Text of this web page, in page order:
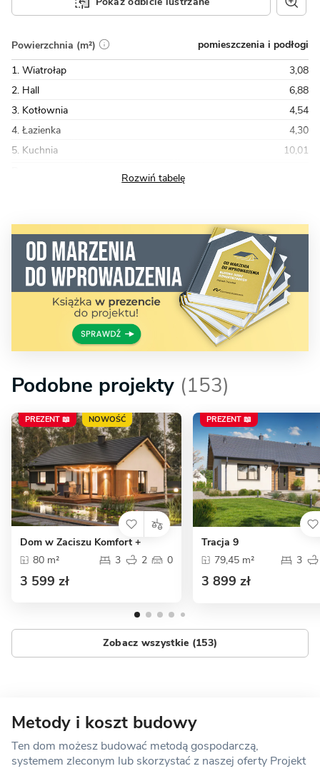
Powierzchnia (m²)
pomieszczenia i podłogi
1. Wiatrołap
3,08
2. Hall
6,88
3. Kotłownia
4,54
4. Łazienka
4,30
5. Kuchnia
10,01
Podobne projekty (153)
PREZENT 📖 NOWOŚĆ
Dom w Zaciszu Komfort +
80 m²
3 2 0
3 599 zł
PREZENT 📖
Tracja 9
79,45 m²
3
3 899 zł
Zobacz wszystkie (153)
Metody i koszt budowy
Ten dom możesz budować metodą gospodarczą,
systemem zleconym lub skorzystać z naszej oferty Projekt